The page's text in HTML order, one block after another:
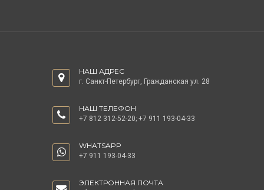
НАШ АДРЕС
г. Санкт-Петербург, Гражданская ул. 28
НАШ ТЕЛЕФОН
+7 812 312-52-20; +7 911 193-04-33
WHATSAPP
+7 911 193-04-33
ЭЛЕКТРОННАЯ ПОЧТА